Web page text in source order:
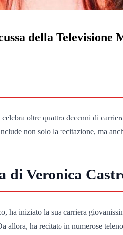
della Televisione
oltre quattro decenni di
non solo la recitazione, ma
di Veronica
ha iniziato la sua carriera
allora, ha recitato in numerose